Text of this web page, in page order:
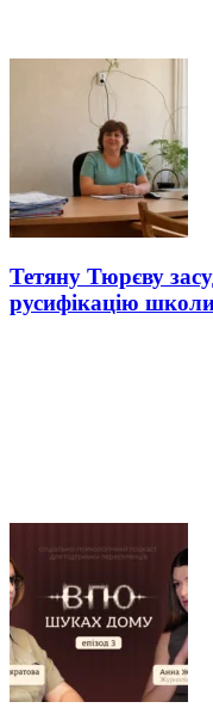
Тетяну Тюрєву
русифікацію